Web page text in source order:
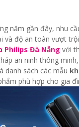
năm gần đây, nhu
và độ an toàn vượt
Philips Đà Nẵng với
an ninh thông minh,
danh sách các mẫu
phù hợp cho gia